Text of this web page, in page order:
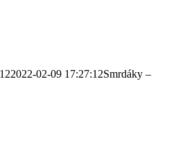
2022-02-09 17:27:12Smrdáky –